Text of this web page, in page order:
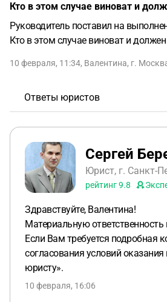
Кто в этом случае виноват и
Руководитель поставил на
Кто в этом случае виноват и
10 февраля, 11:34, Валентина, г.
Ответы юристов
Сергей
Юрист, г. Санкт-
рейтинг9.8
Здравствуйте, Валентина!
Материальную
Если Вам требуется подробная
согласования условий
юристу».
10 февраля, 16:06